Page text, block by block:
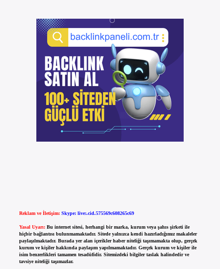
Reklam ve İletişim: Skype: live:.cid.575569c608265c69
Yasal Uyarı: Bu internet sitesi, herhangi bir marka, kurum veya şahıs şirketi ile
hiçbir bağlantısı bulunmamaktadır. Sitede yalnızca kendi hazırladığımız makaleler
paylaşılmaktadır. Burada yer alan içerikler haber niteliği taşımamakta olup, gerçek
kurum ve kişiler hakkında paylaşım yapılmamaktadır. Gerçek kurum ve kişiler ile
isim benzerlikleri tamamen tesadüfidir. Sitemizdeki bilgiler taslak halindedir ve
tavsiye niteliği taşımazlar.